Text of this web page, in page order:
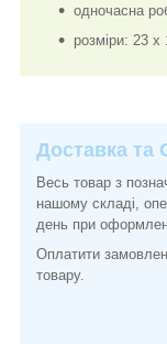
одночасна
розміри: 23
Доставка та
Весь товар з
нашому складі,
день при
Оплатити
товару.
2. За
3. На